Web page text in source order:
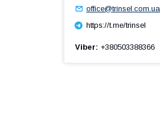
office@trinsel.com.ua
https://t.me/trinsel
Viber +380503388366